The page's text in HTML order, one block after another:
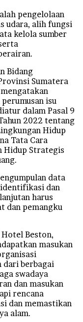
pengelolaan
udara, alih fungsi
kelola sumber
Bidang
Sumatera
isu
dalam Pasal 9
2022 tentang
Hidup
Tata Cara
Hidup Strategis
data
dan
harus
dan pemangku
Beston,
masukan
dari berbagai
swadaya
dan masukan
rencana
dan memastikan
alam.